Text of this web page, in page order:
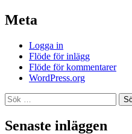
Meta
Logga in
Flöde för inlägg
Flöde för kommentarer
WordPress.org
Sök
efter:
Senaste inläggen